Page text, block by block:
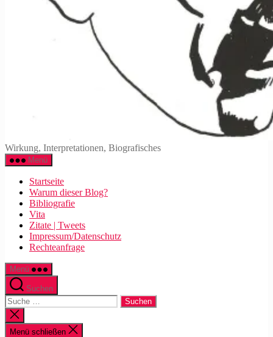
Walter
Mehring
Wirkung, Interpretationen, Biografisches
Menü
Startseite
Warum dieser Blog?
Bibliografie
Vita
Zitate | Tweets
Impressum/Datenschutz
Rechteanfrage
Menü
Suchen
Suche
nach:
Suche
schließen
Menü schließen